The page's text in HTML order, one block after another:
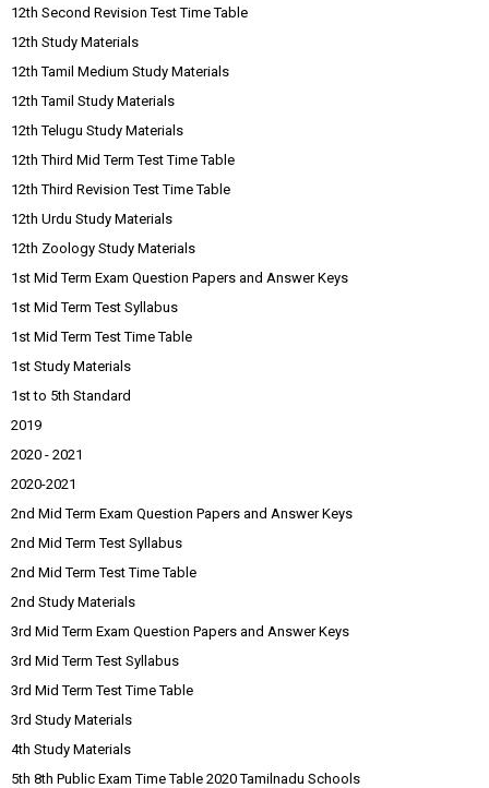
12th Second Revision Test Time Table
12th Study Materials
12th Tamil Medium Study Materials
12th Tamil Study Materials
12th Telugu Study Materials
12th Third Mid Term Test Time Table
12th Third Revision Test Time Table
12th Urdu Study Materials
12th Zoology Study Materials
1st Mid Term Exam Question Papers and Answer Keys
1st Mid Term Test Syllabus
1st Mid Term Test Time Table
1st Study Materials
1st to 5th Standard
2019
2020 - 2021
2020-2021
2nd Mid Term Exam Question Papers and Answer Keys
2nd Mid Term Test Syllabus
2nd Mid Term Test Time Table
2nd Study Materials
3rd Mid Term Exam Question Papers and Answer Keys
3rd Mid Term Test Syllabus
3rd Mid Term Test Time Table
3rd Study Materials
4th Study Materials
5th 8th Public Exam Time Table 2020 Tamilnadu Schools